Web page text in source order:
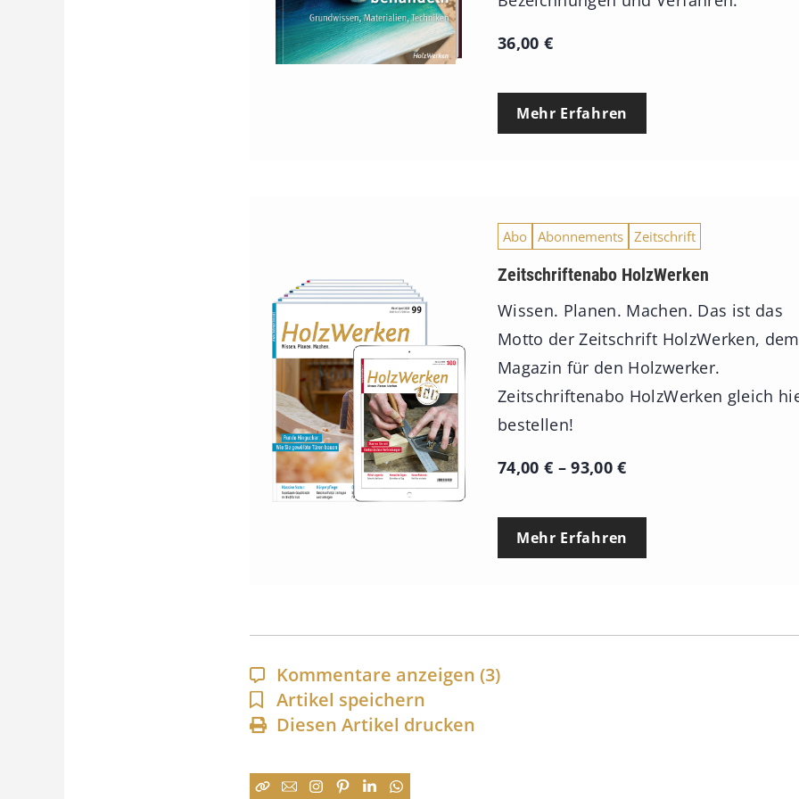
36,00 €
Mehr Erfahren
Abo Abonnements Zeitschrift
Zeitschriftenabo HolzWerken
Wissen. Planen. Machen. Das ist das
Motto der Zeitschrift HolzWerken, dem
Magazin für den Holzwerker.
Zeitschriftenabo HolzWerken gleich
bestellen!
74,00 € –93,00€P
e
p
Mehr Erfahren
Kommentare anzeigen (3)
Artikel speichern
Diesen Artikel drucken